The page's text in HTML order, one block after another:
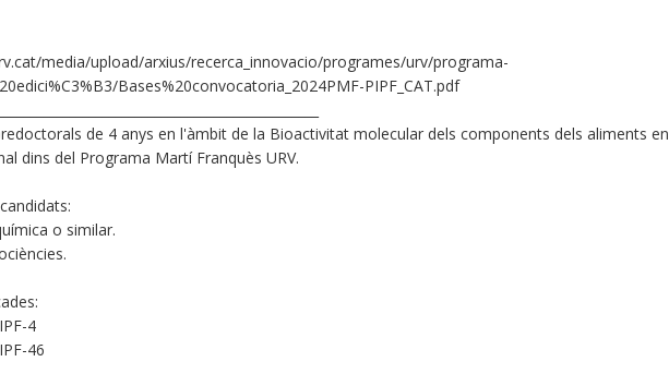
media/upload/arxius/recerca_innovacio/programes/urv/programa-
Bases%20convocatoria_2024PMF-PIPF_CAT.pdf
de 4 anys en l'àmbit de la Bioactivitat molecular dels components dels aliments en
dins del Programa Martí Franquès URV.
o similar.
4
46